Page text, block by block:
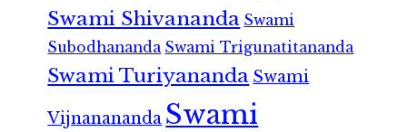
Swami Shivananda Swami
Subodhananda Swami Trigunatitananda
Swami Turiyananda Swami
Vijnanananda Swami